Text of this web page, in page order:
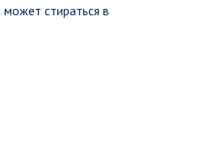
может стираться в